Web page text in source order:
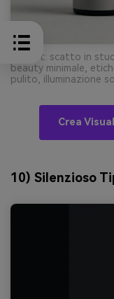
Prompt: scatto in
beauty minimale,
pulito, illuminazione
Crea
10) Silenzioso